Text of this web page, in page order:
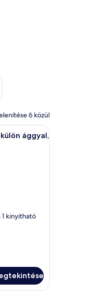
ellenőrzése: aug. 14 -
6 közül
ágy, minibár és széf
borított erkély,
ággyal,
1 kinyitható